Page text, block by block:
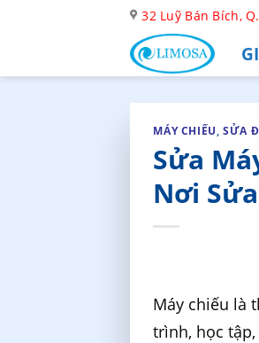
32 Luỹ Bán Bích,
MÁY CHIẾU,SỬA
Sửa
Nơi
Máy chiếu là
trình, học